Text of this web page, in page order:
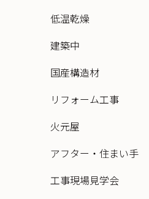
低温乾燥
建築中
国産構造材
リフォーム工事
火元屋
アフター・住まい手
工事現場見学会